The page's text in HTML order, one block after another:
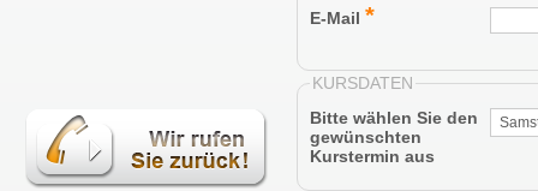
E-Mail *
KURSDATEN
Bitte wählen Sie den
gewünschten
Kurstermin aus